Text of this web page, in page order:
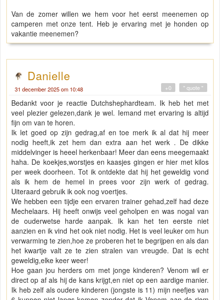
Van de zomer willen we hem voor het eerst meenemen op
camperen met onze tent. Heb je ervaring met je honden op
vakantie meenemen?
Danielle
31 december 2025 om 10:48 " quote "
+0
Bedankt voor je reactie Dutchshephardteam. Ik heb het met
veel plezier gelezen,dank je wel. Iemand met ervaring is altijd
fijn om van te horen.
Ik let goed op zijn gedrag,af en toe merk ik al dat hij meer
nodig heeft,ik zet hem dan extra aan het werk . De dikke
middelvinger is heeel herkenbaar! Meer dan eens meegemaakt
haha. De koekjes,worstjes en kaasjes gingen er hier met kilos
per week doorheen. Tot ik ontdekte dat hij het geweldig vond
als ik hem de hemel in prees voor zijn werk of gedrag.
Uiteraard gebruik ik ook nog voertjes.
We hebben een tijdje een ervaren trainer gehad,zelf had deze
Mechelaars. Hij heeft onwijs veel geholpen en was nogal van
de ouderwetse harde aanpak. Ik kan het ten eerste niet
aanzien en ik vind het ook niet nodig. Het is veel leuker om hun
verwarming te zien,hoe ze proberen het te begrijpen en als dan
het kwartje valt ze te zien stralen van vreugde. Dat is echt
geweldig,elke keer weer!
Hoe gaan jou herders om met jonge kinderen? Venom wil er
direct op af als hij de kans krijgt,en niet op een aardige manier.
Ik heb zelf als oudere kinderen (jongste is 11) mijn neefjes van